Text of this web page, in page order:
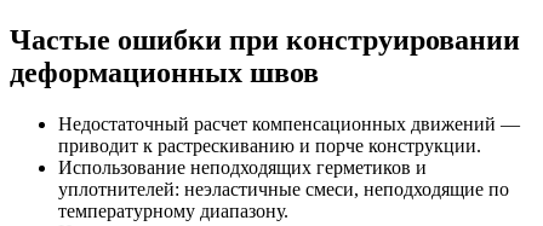
Частые ошибки при конструировании
деформационных швов
Недостаточный расчет компенсационных движений —
приводит к растрескиванию и порче конструкции.
Использование неподходящих герметиков и
уплотнителей: неэластичные смеси, неподходящие по
температурному диапазону.